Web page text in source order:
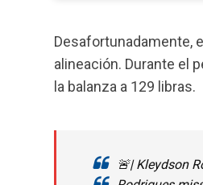
Desafortunadamente,
alineación. Durante el
la balanza a 129 libras.
🚨| Kleydson